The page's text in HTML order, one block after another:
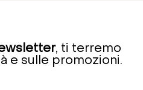
, ti terremo
e sulle promozioni.